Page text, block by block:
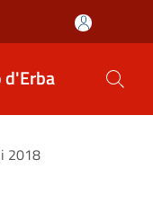
d'Erba
2018